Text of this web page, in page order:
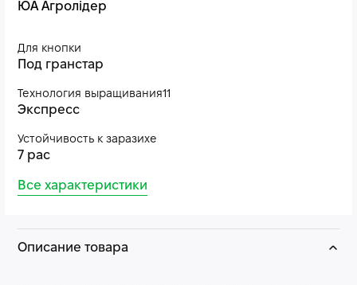
ЮА Агролідер
Для кнопки
Под гранстар
Технология выращивания11
Экспресс
Устойчивость к заразихе
7 рас
Все характеристики
Описание товара